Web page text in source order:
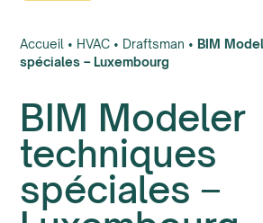
Accueil • HVAC • Draftsman • BIM
spéciales – Luxembourg
BIM Modeler
techniques
spéciales –